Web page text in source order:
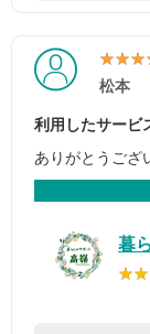
松本
利用したサービ
ありがとうござ
暮